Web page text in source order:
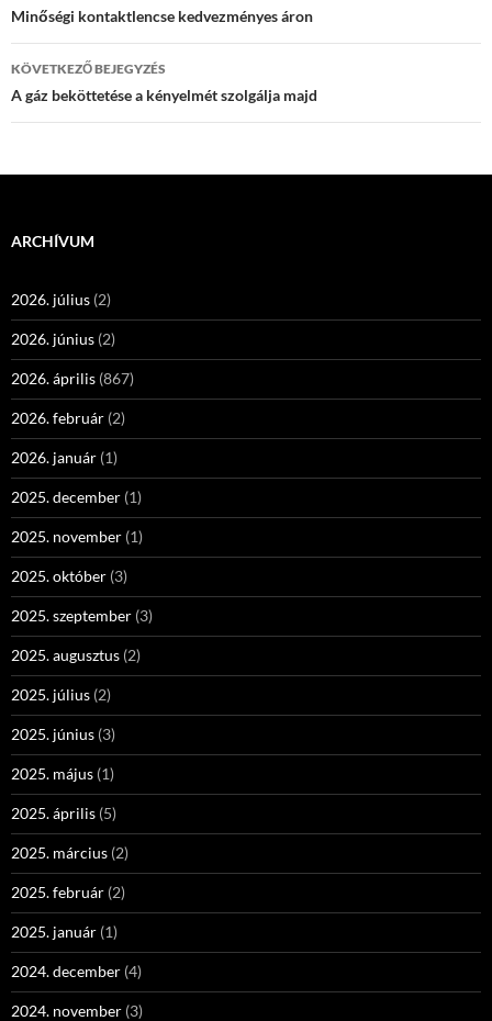
navigációja
Minőségi kontaktlencse kedvezményes áron
KÖVETKEZŐ BEJEGYZÉS
A gáz beköttetése a kényelmét szolgálja majd
ARCHÍVUM
2026. július (2)
2026. június (2)
2026. április (867)
2026. február (2)
2026. január (1)
2025. december (1)
2025. november (1)
2025. október (3)
2025. szeptember (3)
2025. augusztus (2)
2025. július (2)
2025. június (3)
2025. május (1)
2025. április (5)
2025. március (2)
2025. február (2)
2025. január (1)
2024. december (4)
2024. november (3)